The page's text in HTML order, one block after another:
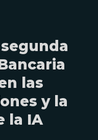
las
y la
la IA